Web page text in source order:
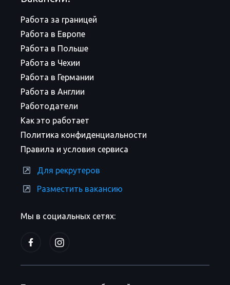
Мы в социальных сетях:
Работа за границей
Работа в Европе
Работа в Польше
Работа в Чехии
Работа в Германии
Работа в Англии
Работодатели
Как это работает
Политика конфиденциальности
Правила и условия сервиса
Для рекрутеров
Разместить вакансию